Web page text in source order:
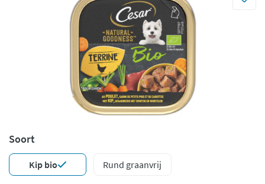
Soort
Kip bio Rund graanvrij